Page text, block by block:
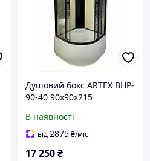
Душовий бокс ARTEX BHP-
90-40 90х90х215
В наявності
від2875₴/міс
17 250₴